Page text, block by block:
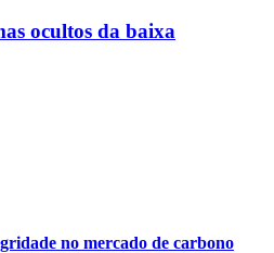
ocultos da baixa
no mercado de carbono